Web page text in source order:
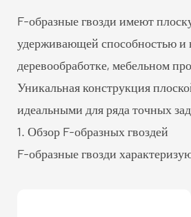
F-образные гвозди имеют
удерживающей способностью и
деревообработке, мебельном
Уникальная конструкция
идеальными для ряда точных
1. Обзор F-образных гвоздей
F-образные гвозди